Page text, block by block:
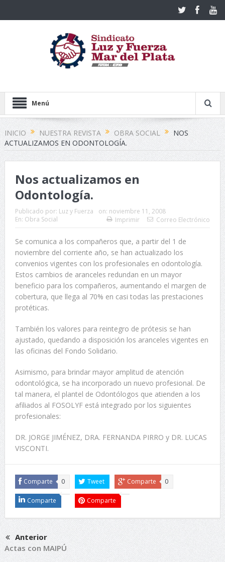
Menú
INICIO NUESTRA REVISTA OBRA SOCIAL
NOS
ACTUALIZAMOS EN ODONTOLOGÍA.
Nos actualizamos en
Odontología.
Publicado por: Luz y Fuerza on: noviembre 11, 2008
En: Obra Social Imprimir Correo Electrónico
Se comunica a los compañeros que, a partir del 1 de
noviembre del corriente año, se han actualizado los
convenios vigentes con los profesionales en odontología.
Estos cambios de aranceles redundan en un mayor
beneficio para los compañeros, aumentando el margen de
cobertura, que llega al 70% en casi todas las prestaciones
protéticas.
También los valores para reintegro de prótesis se han
ajustado, quedando a disposición los aranceles vigentes en
las oficinas del Fondo Solidario.
Asimismo, para brindar mayor amplitud de atención
odontológica, se ha incorporado un nuevo profesional. De
tal manera, el plantel de Odontólogos que atienden a los
afiliados al FOSOLYF está integrado por los siguientes
profesionales:
DR. JORGE JIMÉNEZ, DRA. FERNANDA PIRRO y DR. LUCAS
VISCONTI.
Comparte 0 Tweet Comparte 0
Comparte Comparte
Anterior
Actas con MAIPÚ